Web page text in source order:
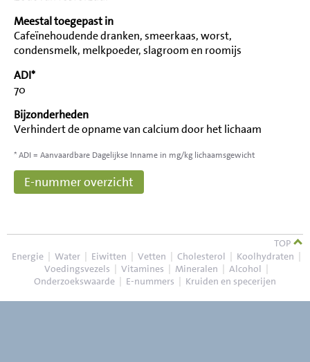
Meestal toegepast in
Cafeïnehoudende dranken, smeerkaas, worst,
condensmelk, melkpoeder, slagroom en roomijs
ADI*
70
Bijzonderheden
Verhindert de opname van calcium door het lichaam
* ADI = Aanvaardbare Dagelijkse Inname in mg/kg lichaamsgewicht
E-nummer overzicht
TOP
Energie | Water | Eiwitten | Vetten | Cholesterol | Koolhydraten |
Voedingsvezels | Vitamines | Mineralen | Alcohol |
Onderzoekswaarde | E-nummers | Kruiden en specerijen